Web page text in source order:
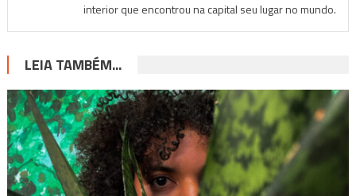
interior que encontrou na capital seu lugar no mundo.
LEIA TAMBÉM...